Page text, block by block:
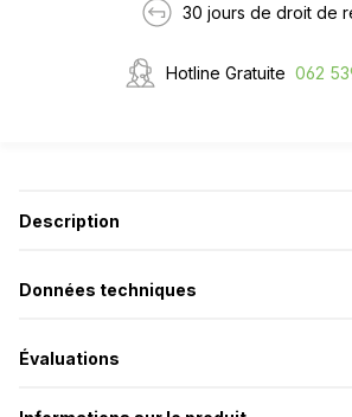
30 jours de droit de
Hotline Gratuite 062
Description
Données techniques
Évaluations